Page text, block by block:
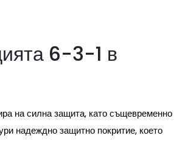
6-3-1 в
на силна защита, като същевременно
надеждно защитно покритие, което